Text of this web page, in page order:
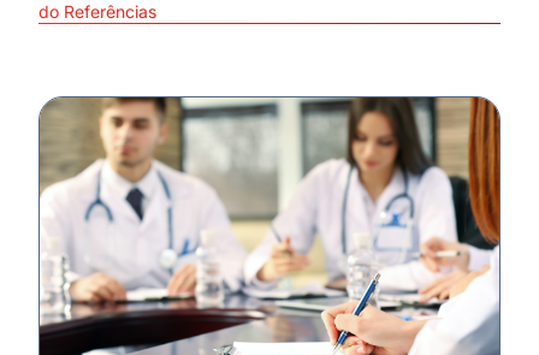
do Referências